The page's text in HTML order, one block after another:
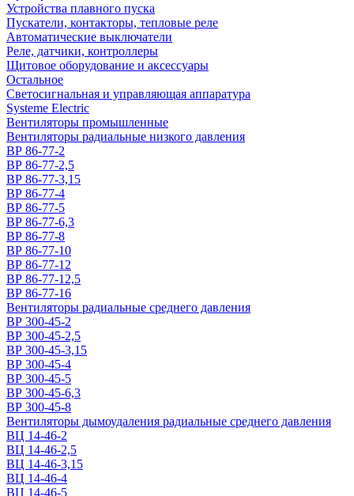
Устройства плавного пуска
Пускатели, контакторы, тепловые реле
Автоматические выключатели
Реле, датчики, контроллеры
Щитовое оборудование и аксессуары
Остальное
Светосигнальная и управляющая аппаратура
Systeme Electric
Вентиляторы промышленные
Вентиляторы радиальные низкого давления
ВР 86-77-2
ВР 86-77-2,5
ВР 86-77-3,15
ВР 86-77-4
ВР 86-77-5
ВР 86-77-6,3
ВР 86-77-8
ВР 86-77-10
ВР 86-77-12
ВР 86-77-12,5
ВР 86-77-16
Вентиляторы радиальные среднего давления
ВР 300-45-2
ВР 300-45-2,5
ВР 300-45-3,15
ВР 300-45-4
ВР 300-45-5
ВР 300-45-6,3
ВР 300-45-8
Вентиляторы дымоудаления радиальные среднего давления
ВЦ 14-46-2
ВЦ 14-46-2,5
ВЦ 14-46-3,15
ВЦ 14-46-4
ВЦ 14-46-5